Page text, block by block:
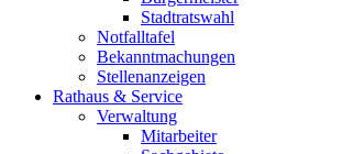
Stadtratswahl
Notfalltafel
Bekanntmachungen
Stellenanzeigen
Rathaus & Service
Verwaltung
Mitarbeiter